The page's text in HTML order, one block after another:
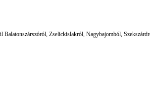
Zselickislakról, Nagybajomból,